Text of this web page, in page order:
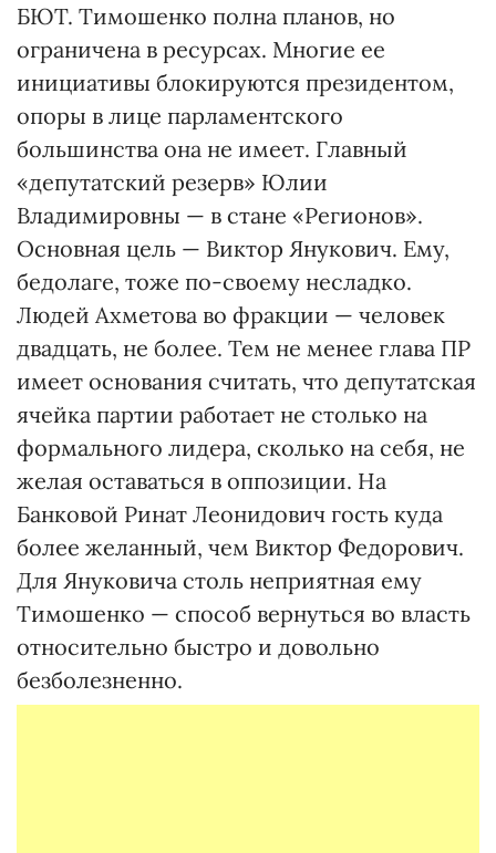
БЮТ. Тимошенко полна планов, но
ограничена в ресурсах. Многие ее
инициативы блокируются президентом,
опоры в лице парламентского
большинства она не имеет. Главный
«депутатский резерв» Юлии
Владимировны — в стане «Регионов».
Основная цель — Виктор Янукович. Ему,
бедолаге, тоже по-своему несладко.
Людей Ахметова во фракции — человек
двадцать, не более. Тем не менее глава ПР
имеет основания считать, что депутатская
ячейка партии работает не столько на
формального лидера, сколько на себя, не
желая оставаться в оппозиции. На
Банковой Ринат Леонидович гость куда
более желанный, чем Виктор Федорович.
Для Януковича столь неприятная ему
Тимошенко — способ вернуться во власть
относительно быстро и довольно
безболезненно.